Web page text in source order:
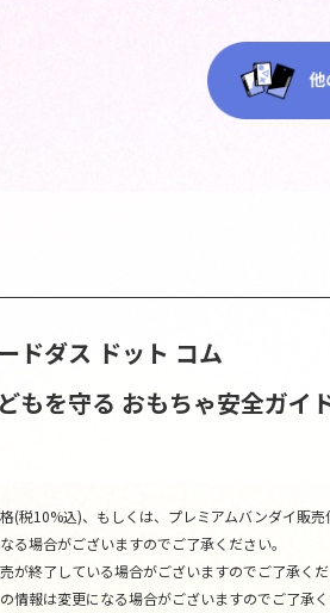
ドダス ドット コム
もを守る おもちゃ安全ガイ
税10%込)、もしくは、プレミアムバンダイ販売
場合がございますのでご了承ください。
終了している場合がございますのでご了承くだ
報は変更になる場合がございますのでご了承く